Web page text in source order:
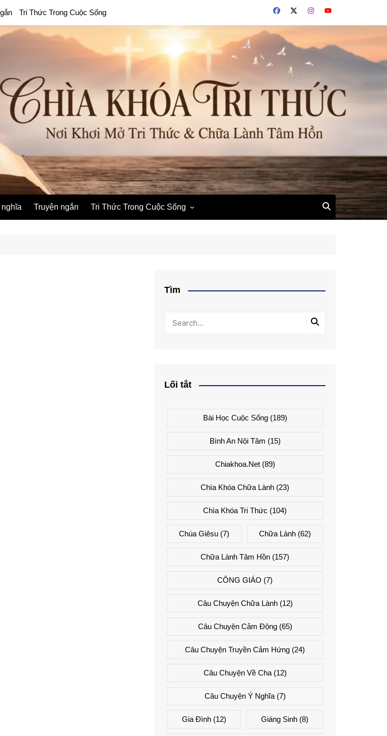
Tri Thức Trong Cuộc Sống
Truyện ngắn Tri Thức Trong Cuộc Sống
Tìm
Lối tắt
Bài Học Cuộc Sống(189)
Bình An Nội Tâm (15)
Chiakhoa.net(89)
Chìa Khóa Chữa Lành (23)
Chìa Khóa Tri Thức (104)
Chúa Giêsu (7) Chữa Lành(62)
Chữa Lành Tâm Hồn (157)
CÔNG GIÁO (7)
Câu Chuyện Chữa Lành(12)
Câu Chuyện Cảm Động(65)
Câu Chuyện Truyền Cảm Hứng (24)
Câu Chuyện Về Cha(12)
Câu Chuyện Ý Nghĩa(7)
Gia Đình(12) Giáng Sinh(8)